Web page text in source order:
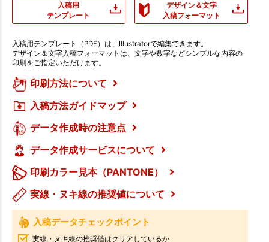
入稿用
テンプレート
デザイン＆文字
入稿フォーマット
入稿用テンプレート（PDF）は、Illustratorで編集できます。
デザイン＆文字入稿フォーマットは、文字や数字などシンプルな内容の
印刷をご指定いただけます。
印刷方法について
入稿方法ガイドマップ
データ作成時の注意点
データ作成サービスについて
印刷カラー見本（PANTONE）
実線・ヌキ線の推奨値について
入稿データチェックポイント
実線・ヌキ線の推奨値はクリアしているか